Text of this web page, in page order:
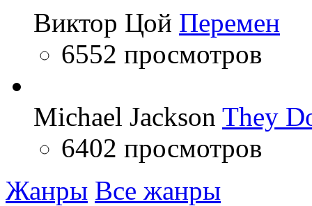
Виктор Цой Перемен
6552 просмотров
Michael Jackson They
6402 просмотров
Жанры Все жанры